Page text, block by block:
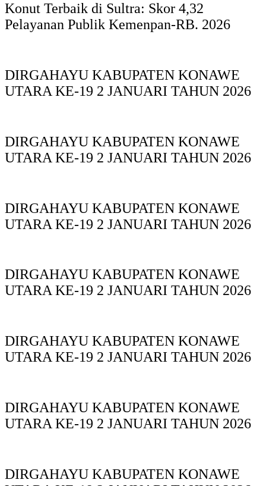
Konut Terbaik di Sultra: Skor 4,32
Pelayanan Publik Kemenpan-RB. 2026
DIRGAHAYU KABUPATEN KONAWE
UTARA KE-19 2 JANUARI TAHUN 2026
DIRGAHAYU KABUPATEN KONAWE
UTARA KE-19 2 JANUARI TAHUN 2026
DIRGAHAYU KABUPATEN KONAWE
UTARA KE-19 2 JANUARI TAHUN 2026
DIRGAHAYU KABUPATEN KONAWE
UTARA KE-19 2 JANUARI TAHUN 2026
DIRGAHAYU KABUPATEN KONAWE
UTARA KE-19 2 JANUARI TAHUN 2026
DIRGAHAYU KABUPATEN KONAWE
UTARA KE-19 2 JANUARI TAHUN 2026
DIRGAHAYU KABUPATEN KONAWE